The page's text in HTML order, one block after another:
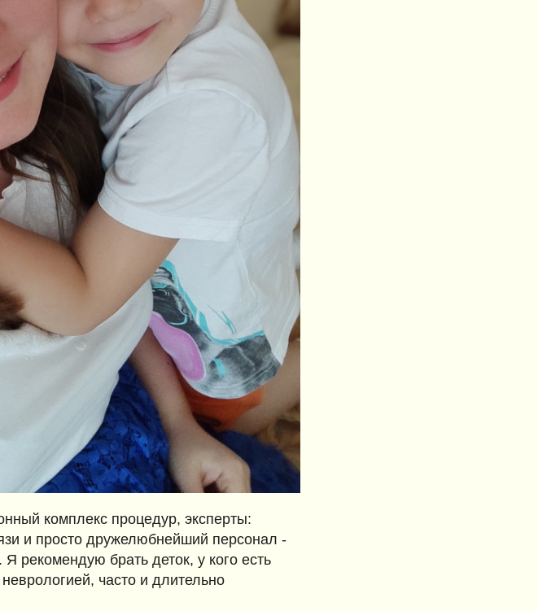
комплекс процедур, эксперты:
и просто дружелюбнейший персонал -
рекомендую брать деток, у кого есть
часто и длительно